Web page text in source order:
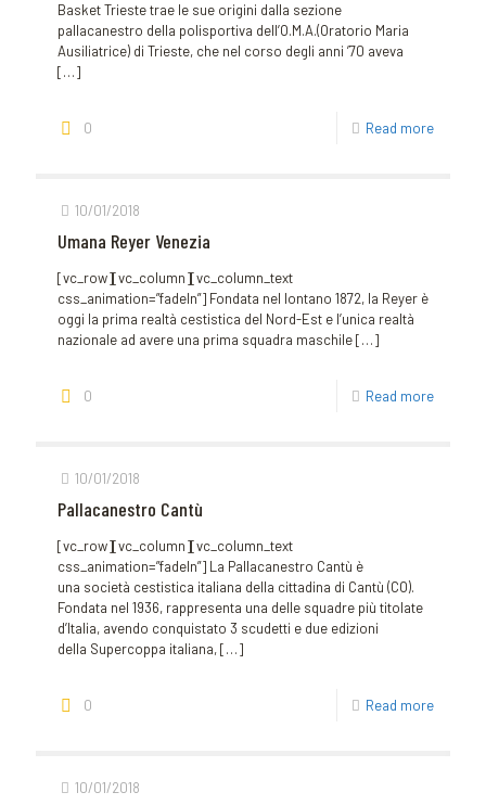
Basket Trieste trae le sue origini dalla sezione
pallacanestro della polisportiva dell’O.M.A.(Oratorio Maria
Ausiliatrice) di Trieste, che nel corso degli anni ’70 aveva
[…]
0 Read more
10/01/2018
Umana Reyer Venezia
[vc_row][vc_column][vc_column_text
css_animation=”fadeIn”] Fondata nel lontano 1872, la Reyer è
oggi la prima realtà cestistica del Nord-Est e l’unica realtà
nazionale ad avere una prima squadra maschile[…]
0 Read more
10/01/2018
Pallacanestro Cantù
[vc_row][vc_column][vc_column_text
css_animation=”fadeIn”] La Pallacanestro Cantù è
una società cestistica italiana della cittadina di Cantù (CO).
Fondata nel 1936, rappresenta una delle squadre più titolate
d’Italia, avendo conquistato 3 scudetti e due edizioni
della Supercoppa italiana,[…]
0 Read more
10/01/2018